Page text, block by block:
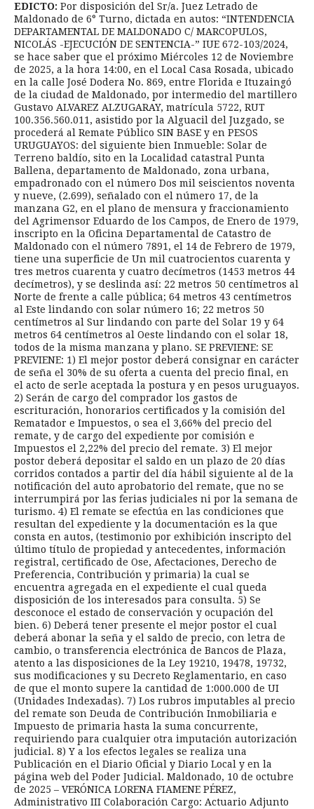
EDICTO: Por disposición del Sr/a. Juez Letrado de
Maldonado de 6° Turno, dictada en autos: “INTENDENCIA
DEPARTAMENTAL DE MALDONADO C/ MARCOPULOS,
NICOLÁS -EJECUCIÓN DE SENTENCIA-” IUE 672-103/2024,
se hace saber que el próximo Miércoles 12 de Noviembre
de 2025, a la hora 14:00, en el Local Casa Rosada, ubicado
en la calle José Dodera No. 869, entre Florida e Ituzaingó
de la ciudad de Maldonado, por intermedio del martillero
Gustavo ALVAREZ ALZUGARAY, matrícula 5722, RUT
100.356.560.011, asistido por la Alguacil del Juzgado, se
procederá al Remate Público SIN BASE y en PESOS
URUGUAYOS: del siguiente bien Inmueble: Solar de
Terreno baldío, sito en la Localidad catastral Punta
Ballena, departamento de Maldonado, zona urbana,
empadronado con el número Dos mil seiscientos noventa
y nueve, (2.699), señalado con el número 17, de la
manzana G2, en el plano de mensura y fraccionamiento
del Agrimensor Eduardo de los Campos, de Enero de 1979,
inscripto en la Oficina Departamental de Catastro de
Maldonado con el número 7891, el 14 de Febrero de 1979,
tiene una superficie de Un mil cuatrocientos cuarenta y
tres metros cuarenta y cuatro decímetros (1453 metros 44
decímetros), y se deslinda así: 22 metros 50 centímetros al
Norte de frente a calle pública; 64 metros 43 centímetros
al Este lindando con solar número 16; 22 metros 50
centímetros al Sur lindando con parte del Solar 19 y 64
metros 64 centímetros al Oeste lindando con el solar 18,
todos de la misma manzana y plano. SE PREVIENE: SE
PREVIENE: 1) El mejor postor deberá consignar en carácter
de seña el 30% de su oferta a cuenta del precio final, en
el acto de serle aceptada la postura y en pesos uruguayos.
2) Serán de cargo del comprador los gastos de
escrituración, honorarios certificados y la comisión del
Rematador e Impuestos, o sea el 3,66% del precio del
remate, y de cargo del expediente por comisión e
Impuestos el 2,22% del precio del remate. 3) El mejor
postor deberá depositar el saldo en un plazo de 20 días
corridos contados a partir del día hábil siguiente al de la
notificación del auto aprobatorio del remate, que no se
interrumpirá por las ferias judiciales ni por la semana de
turismo. 4) El remate se efectúa en las condiciones que
resultan del expediente y la documentación es la que
consta en autos, (testimonio por exhibición inscripto del
último título de propiedad y antecedentes, información
registral, certificado de Ose, Afectaciones, Derecho de
Preferencia, Contribución y primaria) la cual se
encuentra agregada en el expediente el cual queda
disposición de los interesados para consulta. 5) Se
desconoce el estado de conservación y ocupación del
bien. 6) Deberá tener presente el mejor postor el cual
deberá abonar la seña y el saldo de precio, con letra de
cambio, o transferencia electrónica de Bancos de Plaza,
atento a las disposiciones de la Ley 19210, 19478, 19732,
sus modificaciones y su Decreto Reglamentario, en caso
de que el monto supere la cantidad de 1:000.000 de UI
(Unidades Indexadas). 7) Los rubros imputables al precio
del remate son Deuda de Contribución Inmobiliaria e
Impuesto de primaria hasta la suma concurrente,
requiriendo para cualquier otra imputación autorización
judicial. 8) Y a los efectos legales se realiza una
Publicación en el Diario Oficial y Diario Local y en la
página web del Poder Judicial. Maldonado, 10 de octubre
de 2025 – VERÓNICA LORENA FIAMENE PÉREZ,
Administrativo III Colaboración Cargo: Actuario Adjunto